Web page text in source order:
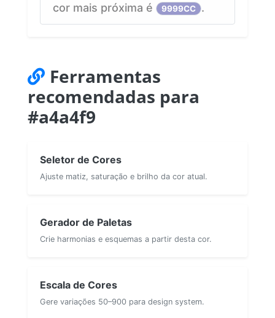
cor mais próxima é
9999CC .
Ferramentas
recomendadas para
#a4a4f9
Seletor de Cores
Ajuste matiz, saturação e brilho da cor atual.
Gerador de Paletas
Crie harmonias e esquemas a partir desta cor.
Escala de Cores
Gere variações 50–900 para design system.